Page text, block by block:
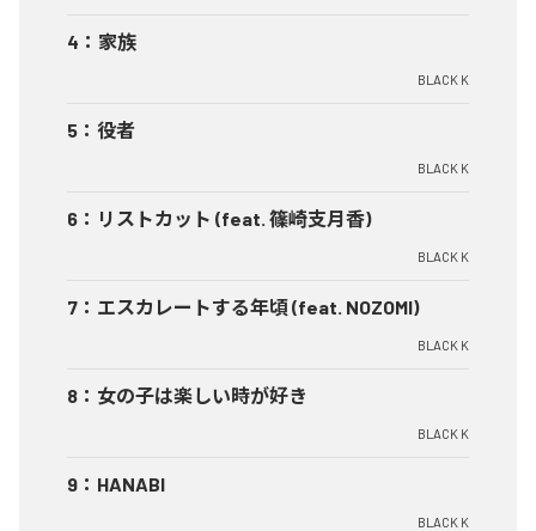
4 ： 家族
BLACK K
5 ： 役者
BLACK K
6 ： リストカット (feat. 篠崎支月香)
BLACK K
7 ： エスカレートする年頃 (feat. NOZOMI)
BLACK K
8 ： 女の子は楽しい時が好き
BLACK K
9 ： HANABI
BLACK K